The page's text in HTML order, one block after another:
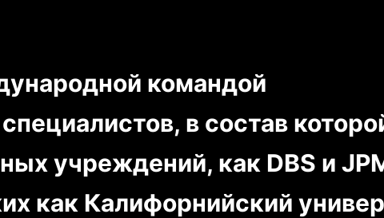
командой
в состав
учреждений, как DBS и
как Калифорнийский